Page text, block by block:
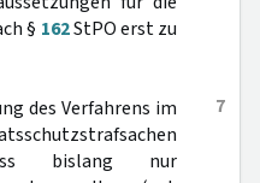
§ 162StPO erst zu
7
des Verfahrens im
bislang nur